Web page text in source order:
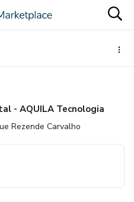
- AQUILA Tecnologia
Rezende Carvalho